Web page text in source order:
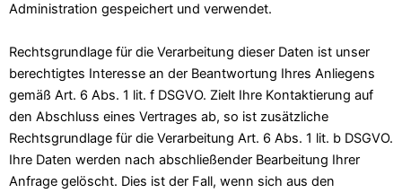
Administration gespeichert und verwendet.
Rechtsgrundlage für die Verarbeitung dieser Daten ist unser
berechtigtes Interesse an der Beantwortung Ihres Anliegens
gemäß Art. 6 Abs. 1 lit. f DSGVO. Zielt Ihre Kontaktierung auf
den Abschluss eines Vertrages ab, so ist zusätzliche
Rechtsgrundlage für die Verarbeitung Art. 6 Abs. 1 lit. b DSGVO.
Ihre Daten werden nach abschließender Bearbeitung Ihrer
Anfrage gelöscht. Dies ist der Fall, wenn sich aus den